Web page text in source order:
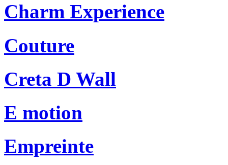
Charm Experience
Couture
Creta D Wall
E motion
Empreinte